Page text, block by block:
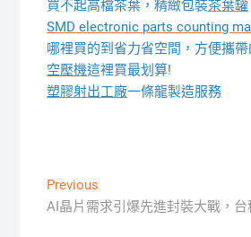
買不起高檔茶葉，精緻包裝茶葉罐
SMD electronic parts counting
哪裡買的到省力省空間，方便攜帶
空壓機這裡買最划算!
塑膠射出工廠一條龍製造服務
文
章
Previous
post:
AI晶片需求引爆先進封裝大戰，